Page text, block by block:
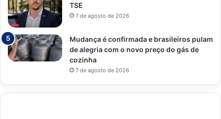
TSE
7 de agosto de 2026
Mudança é confirmada e brasileiros pulam
de alegria com o novo preço do gás de
cozinha
7 de agosto de 2026